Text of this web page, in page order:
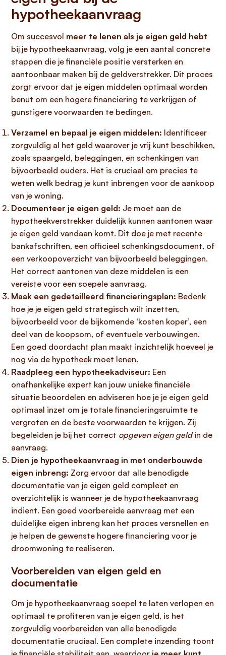
hypotheekaanvraag
Om succesvol meer te lenen als je eigen geld hebt
bij je hypotheekaanvraag, volg je een aantal concrete
stappen die je financiële positie versterken en
aantoonbaar maken bij de geldverstrekker. Dit proces
zorgt ervoor dat je eigen middelen optimaal worden
benut om een hogere financiering te verkrijgen of
gunstigere voorwaarden te bedingen.
Verzamel en bepaal je eigen middelen: Identificeer
zorgvuldig al het geld waarover je vrij kunt beschikken,
zoals spaargeld, beleggingen, en schenkingen van
bijvoorbeeld ouders. Het is cruciaal om precies te
weten welk bedrag je kunt inbrengen voor de aankoop
van je woning.
Documenteer je eigen geld: Je moet aan de
hypotheekverstrekker duidelijk kunnen aantonen waar
je eigen geld vandaan komt. Dit doe je met recente
bankafschriften, een officieel schenkingsdocument, of
een verkoopoverzicht van bijvoorbeeld beleggingen.
Het correct aantonen van deze middelen is een
vereiste voor een soepele aanvraag.
Maak een gedetailleerd financieringsplan: Bedenk
hoe je je eigen geld strategisch wilt inzetten,
bijvoorbeeld voor de bijkomende ‘kosten koper’, een
deel van de koopsom, of eventuele verbouwingen.
Een goed doordacht plan maakt inzichtelijk hoeveel je
nog via de hypotheek moet lenen.
Raadpleeg een hypotheekadviseur: Een
onafhankelijke expert kan jouw unieke financiële
situatie beoordelen en adviseren hoe je je eigen geld
optimaal inzet om je totale financieringsruimte te
vergroten en de beste voorwaarden te krijgen. Zij
begeleiden je bij het correct opgeven eigen geldin de
aanvraag.
Dien je hypotheekaanvraag in met onderbouwde
eigen inbreng: Zorg ervoor dat alle benodigde
documentatie van je eigen geld compleet en
overzichtelijk is wanneer je de hypotheekaanvraag
indient. Een goed voorbereide aanvraag met een
duidelijke eigen inbreng kan het proces versnellen en
je helpen de gewenste hogere financiering voor je
droomwoning te realiseren.
Voorbereiden van eigen geld en
documentatie
Om je hypotheekaanvraag soepel te laten verlopen en
optimaal te profiteren van je eigen geld, is het
zorgvuldig voorbereiden van alle benodigde
documentatie cruciaal. Een complete inzending toont